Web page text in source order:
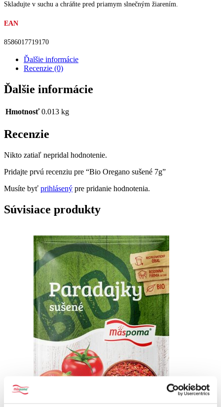
Skladujte v suchu a chráňte pred priamym slnečným žiarením.
EAN
8586017719170
Ďalšie informácie
Recenzie (0)
Ďalšie informácie
Hmotnosť 0.013 kg
Recenzie
Nikto zatiaľ nepridal hodnotenie.
Pridajte prvú recenziu pre “Bio Oregano sušené 7g”
Musíte byť prihlásený pre pridanie hodnotenia.
Súvisiace produkty